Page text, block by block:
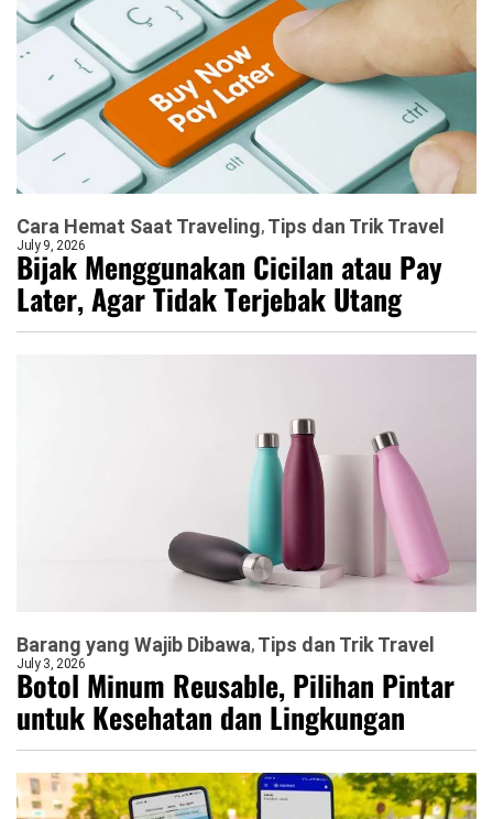
Cara Hemat Saat Traveling Tips dan Trik Travel
July 9, 2026
Bijak Menggunakan Cicilan atau Pay
Later, Agar Tidak Terjebak Utang
Barang yang Wajib Dibawa Tips dan Trik Travel
July 3, 2026
Botol Minum Reusable, Pilihan Pintar
untuk Kesehatan dan Lingkungan